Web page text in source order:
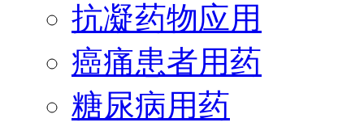
抗凝药物应用
癌痛患者用药
糖尿病用药